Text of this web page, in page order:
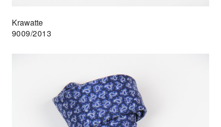
Krawatte
9009/2013